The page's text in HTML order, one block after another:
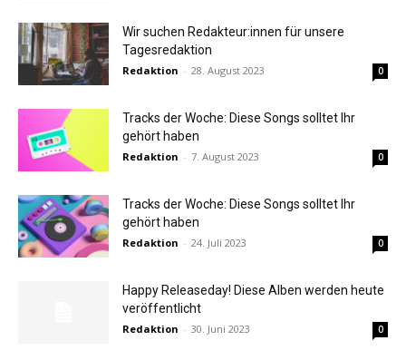
Wir suchen Redakteur:innen für unsere
Tagesredaktion
Redaktion - 28. August 2023 0
Tracks der Woche: Diese Songs solltet Ihr
gehört haben
Redaktion - 7. August 2023 0
Tracks der Woche: Diese Songs solltet Ihr
gehört haben
Redaktion - 24. Juli 2023 0
Happy Releaseday! Diese Alben werden heute
veröffentlicht
Redaktion - 30. Juni 2023 0